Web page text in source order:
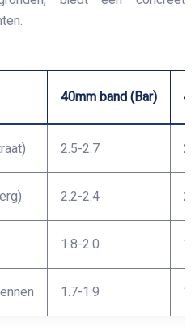
40mm band (Bar)
2.5-2.7
2.2-2.4
1.8-2.0
1.7-1.9